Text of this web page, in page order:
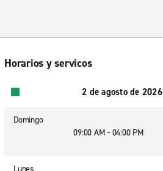
Horarios y servicos
2 de agosto de 2026
Domingo
09:00 AM - 04:00 PM